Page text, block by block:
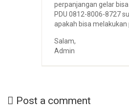
perpanjangan gelar
PDU 0812-8006-8727
apakah bisa melakukan
Salam,
Admin
Post a comment